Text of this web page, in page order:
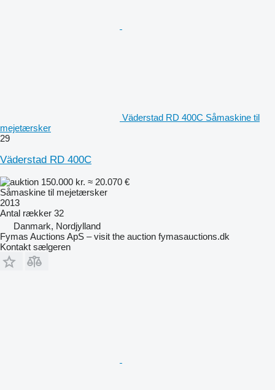
Väderstad RD 400C Såmaskine til
mejetærsker
29
Väderstad RD 400C
150.000 kr. ≈ 20.070 €
Såmaskine til mejetærsker
2013
Antal rækker 32
Danmark, Nordjylland
Fymas Auctions ApS – visit the auction fymasauctions.dk
Kontakt sælgeren